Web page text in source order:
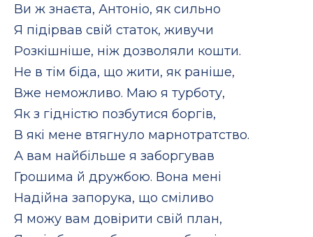
Ви ж знаєта, Антоніо, як сильно
Я підірвав свій статок, живучи
Розкішніше, ніж дозволяли кошти.
Не в тім біда, що жити, як раніше,
Вже неможливо. Маю я турботу,
Як з гідністю позбутися боргів,
В які мене втягнуло марнотратство.
А вам найбільше я заборгував
Грошима й дружбою. Вона мені
Надійна запорука, що сміливо
Я можу вам довірити свій план,